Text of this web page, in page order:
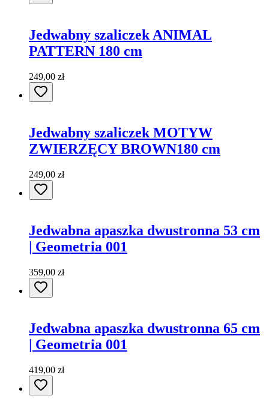
Jedwabny szaliczek ANIMAL
PATTERN 180 cm
249,00 zł
Jedwabny szaliczek MOTYW
ZWIERZĘCY BROWN180 cm
249,00 zł
Jedwabna apaszka dwustronna 53 cm
| Geometria 001
359,00 zł
Jedwabna apaszka dwustronna 65 cm
| Geometria 001
419,00 zł